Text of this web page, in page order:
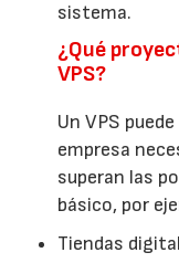
sistema.
¿Qué
VPS?
Un VPS
empresa
superan las
básico, por
Tiendas